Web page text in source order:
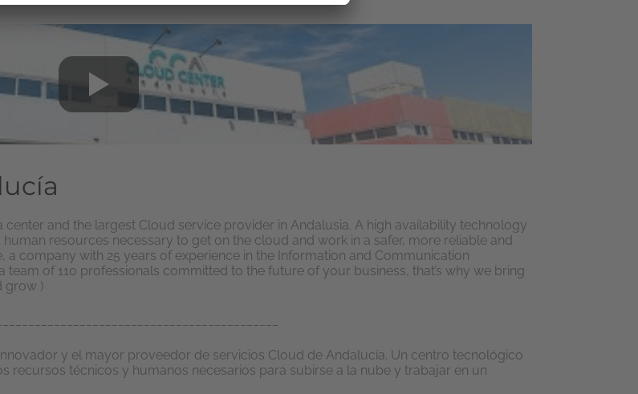
and the largest Cloud service provider in Andalusia. A high availability technology
resources necessary to get on the cloud and work in a safer, more reliable and
company with 25 years of experience in the Information and Communication
of 110 professionals committed to the future of your business, that’s why we bring
grow )
y el mayor proveedor de servicios Cloud de Andalucía. Un centro tecnológico
recursos técnicos y humanos necesarios para subirse a la nube y trabajar en un